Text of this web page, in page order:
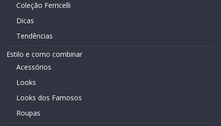
Coleção Ferricelli
Dicas
Tendências
Estilo e como combinar
Acessórios
Looks
Looks dos Famosos
Roupas